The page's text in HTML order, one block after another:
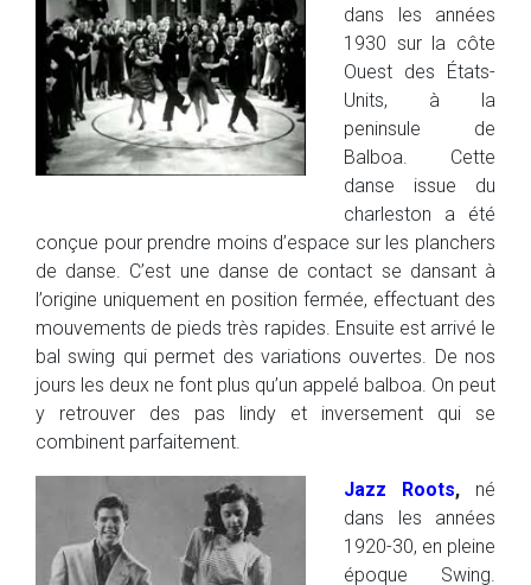
dans les années
1930 sur la côte
Ouest des États-
Units, à la
peninsule de
Balboa. Cette
danse issue du
charleston a été
conçue pour prendre moins d’espace sur les planchers
de danse. C’est une danse de contact se dansant à
l’origine uniquement en position fermée, effectuant des
mouvements de pieds très rapides. Ensuite est arrivé le
bal swing qui permet des variations ouvertes. De nos
jours les deux ne font plus qu’un appelé balboa. On peut
y retrouver des pas lindy et inversement qui se
combinent parfaitement.
Jazz Roots, né
dans les années
1920-30, en pleine
époque Swing.